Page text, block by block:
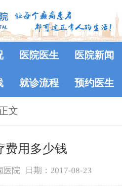
医院医生 医院新闻
就诊流程 预约医生
文
费用多少钱
医院 日期：2017-08-23